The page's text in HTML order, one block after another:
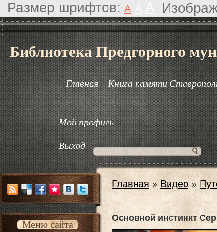
Размер шрифтов: A
Библиотека Предгорного
Главная Книга памяти
Мой профиль
Выход
Меню сайта
Главная »Видео »
Основной инстинкт